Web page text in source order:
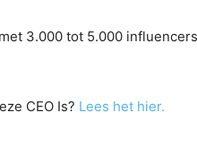
3.000 tot 5.000
CEO Is? Lees het hier.